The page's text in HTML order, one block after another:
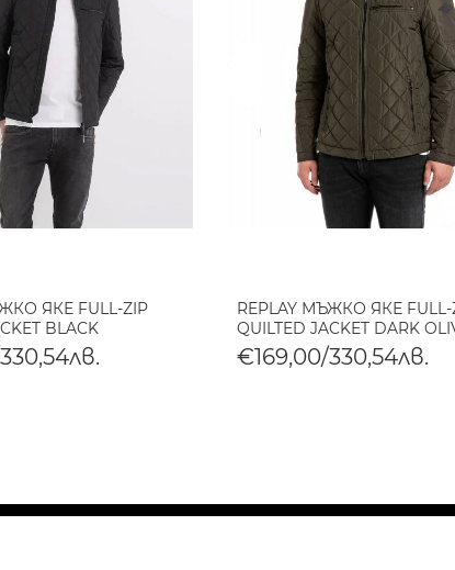
ЯКЕ FULL-ZIP
BLACK
REPLAY МЪЖКО ЯКЕ FULL-
QUILTED JACKET DARK
€169,00/330,54лв.